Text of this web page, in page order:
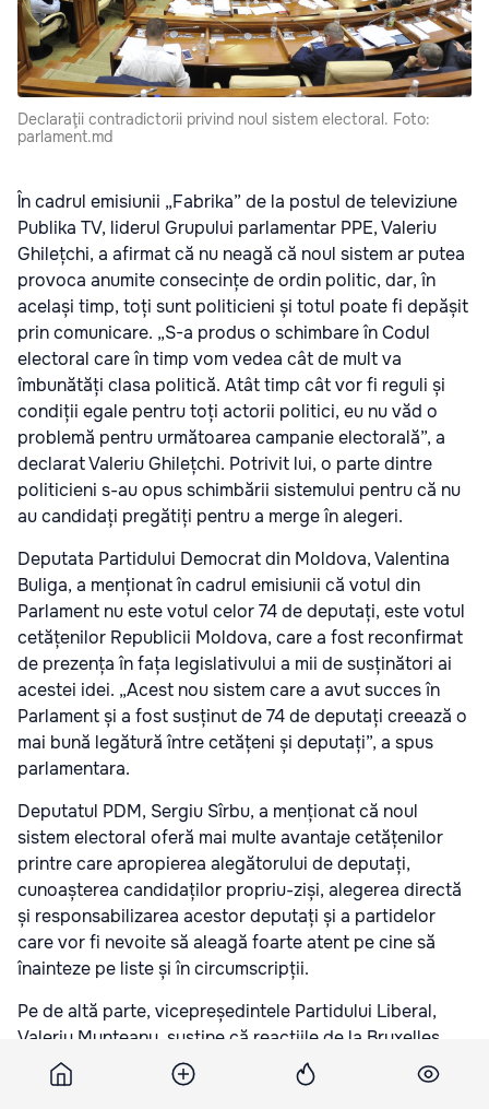
Declaraţii contradictorii privind noul sistem electoral. Foto:
parlament.md
În cadrul emisiunii „Fabrika” de la postul de televiziune
Publika TV, liderul Grupului parlamentar PPE, Valeriu
Ghilețchi, a afirmat că nu neagă că noul sistem ar putea
provoca anumite consecințe de ordin politic, dar, în
același timp, toți sunt politicieni și totul poate fi depășit
prin comunicare. „S-a produs o schimbare în Codul
electoral care în timp vom vedea cât de mult va
îmbunătăți clasa politică. Atât timp cât vor fi reguli și
condiții egale pentru toți actorii politici, eu nu văd o
problemă pentru următoarea campanie electorală”, a
declarat Valeriu Ghilețchi. Potrivit lui, o parte dintre
politicieni s-au opus schimbării sistemului pentru că nu
au candidați pregătiți pentru a merge în alegeri.
Deputata Partidului Democrat din Moldova, Valentina
Buliga, a menționat în cadrul emisiunii că votul din
Parlament nu este votul celor 74 de deputați, este votul
cetățenilor Republicii Moldova, care a fost reconfirmat
de prezența în fața legislativului a mii de susținători ai
acestei idei. „Acest nou sistem care a avut succes în
Parlament și a fost susținut de 74 de deputați creează o
mai bună legătură între cetățeni și deputați”, a spus
parlamentara.
Deputatul PDM, Sergiu Sîrbu, a menționat că noul
sistem electoral oferă mai multe avantaje cetățenilor
printre care apropierea alegătorului de deputați,
cunoașterea candidaților propriu-ziși, alegerea directă
și responsabilizarea acestor deputați și a partidelor
care vor fi nevoite să aleagă foarte atent pe cine să
înainteze pe liste și în circumscripții.
Pe de altă parte, vicepreședintele Partidului Liberal,
Valeriu Munteanu, susține că reacțiile de la Bruxelles
după „această baie care i s-a făcut democrației
Republicii Moldova”, demonstrează că Moldova se află